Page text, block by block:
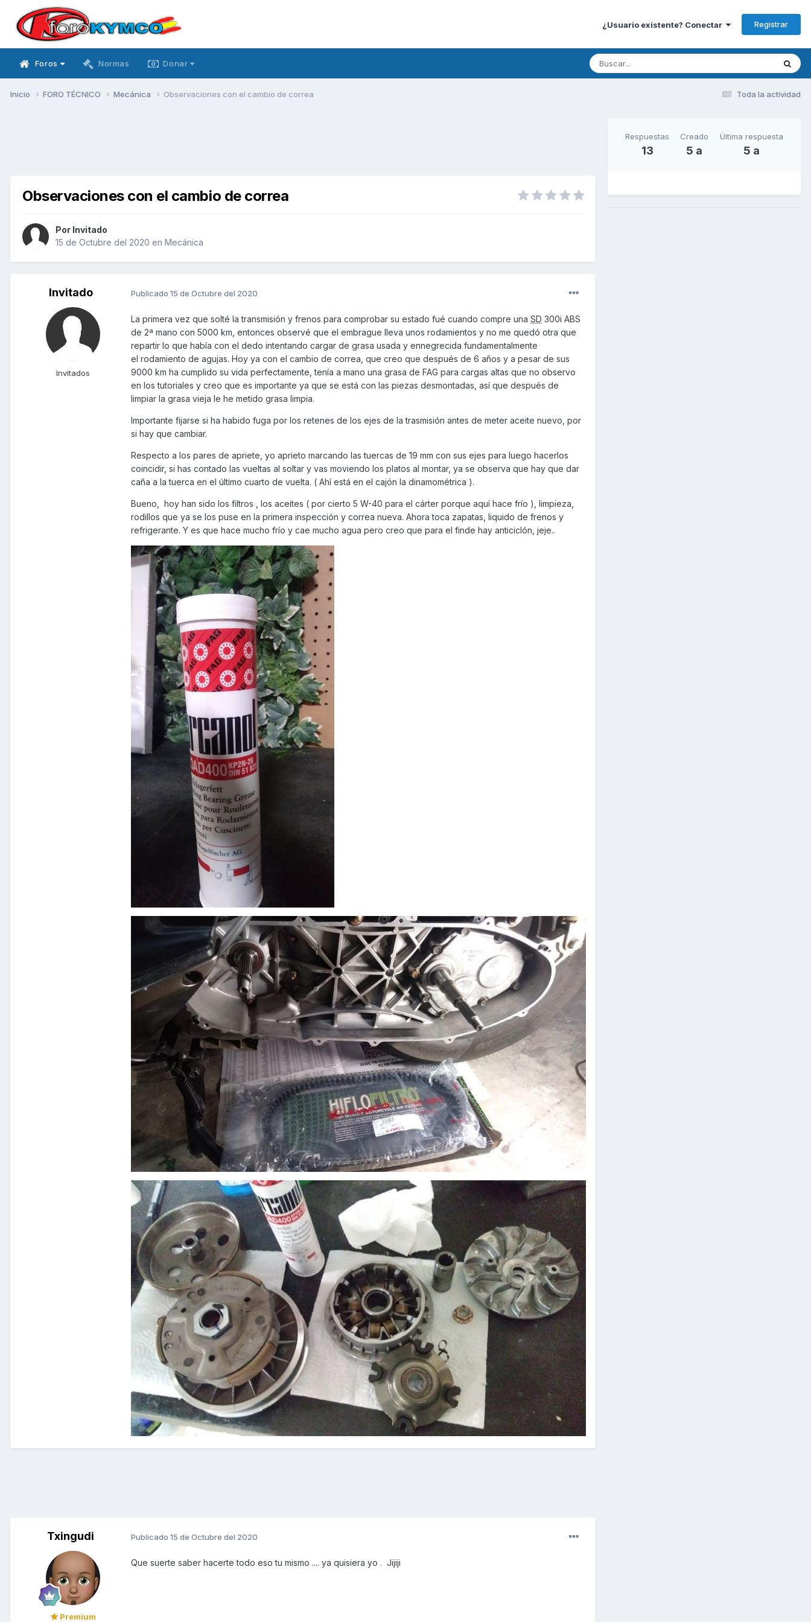
¿Usuario existente? Conectar Registrar
Foros Normas Donar
Toda la actividad
Inicio FORO TÉCNICO Mecánica Observaciones con el cambio de correa
Observaciones con el cambio de correa
Por Invitado
15 de Octubre del 2020 en Mecánica
Invitado
Invitados
Publicado 15 de Octubre del 2020
La primera vez que solté la transmisión y frenos para comprobar su estado fué cuando compre una SD 300i ABS
de 2ª mano con 5000 km, entonces observé que el embrague lleva unos rodamientos y no me quedó otra que
repartir lo que había con el dedo intentando cargar de grasa usada y ennegrecida fundamentalmente
el rodamiento de agujas. Hoy ya con el cambio de correa, que creo que después de 6 años y a pesar de sus
9000 km ha cumplido su vida perfectamente, tenía a mano una grasa de FAG para cargas altas que no observo
en los tutoriales y creo que es importante ya que se está con las piezas desmontadas, así que después de
limpiar la grasa vieja le he metido grasa limpia.
Importante fijarse si ha habido fuga por los retenes de los ejes de la trasmisión antes de meter aceite nuevo, por
si hay que cambiar.
Respecto a los pares de apriete, yo aprieto marcando las tuercas de 19 mm con sus ejes para luego hacerlos
coincidir, si has contado las vueltas al soltar y vas moviendo los platos al montar, ya se observa que hay que dar
caña a la tuerca en el último cuarto de vuelta. ( Ahí está en el cajón la dinamométrica ).
Bueno, hoy han sido los filtros , los aceites ( por cierto 5 W-40 para el cárter porque aquí hace frío ), limpieza,
rodillos que ya se los puse en la primera inspección y correa nueva. Ahora toca zapatas, liquido de frenos y
refrigerante. Y es que hace mucho frío y cae mucho agua pero creo que para el finde hay anticiclón, jeje..
Txingudi
Premium
Publicado 15 de Octubre del 2020
Que suerte saber hacerte todo eso tu mismo .... ya quisiera yo . Jijiji
Respuestas
13
Creado
5 a
Última respuesta
5 a